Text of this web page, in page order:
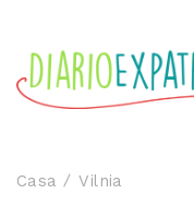
Casa Vilnia